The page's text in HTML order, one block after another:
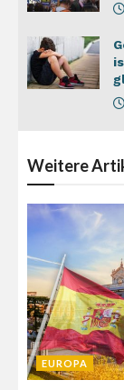
Weitere
EUROPA